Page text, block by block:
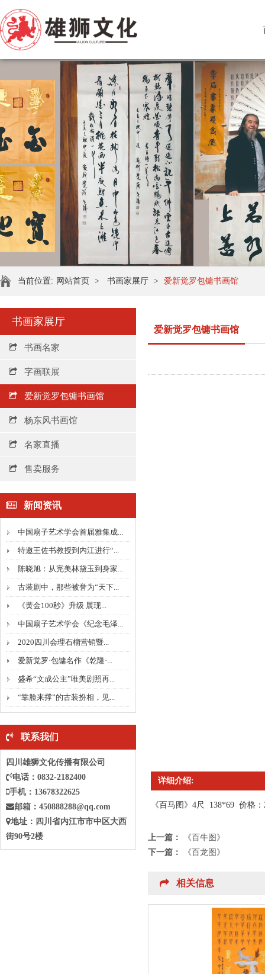
当前位置: 网站首页 > 书画家展厅 > 爱新觉罗包镛书画馆
书画家展厅
书画名家
字画联展
爱新觉罗包镛书画馆
杨东风书画馆
名家直播
售卖服务
新闻资讯
中国扇子艺术学会首届雅集成...
特邀王佐书教授到内江进行“...
陈晓旭：从完美林黛玉到身家...
古装剧中，那些被誉为“天下...
《黄金100秒》升级 展现...
中国扇子艺术学会《纪念毛泽...
2020四川会理石榴营销暨...
爱新觉罗·包镛名作《乾隆·...
盛希“文成公主”唯美剧照再...
“靠脸来撑”的古装扮相，见...
联系我们
四川雄狮文化传播有限公司
电话：0832-2182400
手机：13678322625
邮箱： 450888288@qq.com
地址：四川省内江市市中 区大西
街90号2楼
爱新觉罗包镛书画馆
详细介绍:
《百马图》 4尺 138*69 价格：
上一篇：
《百牛图》
下一篇：
《百龙图》
相关信息